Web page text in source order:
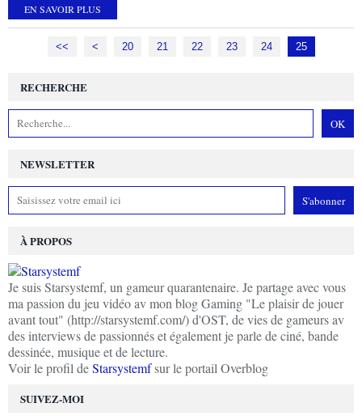
EN SAVOIR PLUS
<< < 10
20 21 22 23 24 25
NEWSLETTER
SUIVEZ-MOI
RECHERCHE
À PROPOS
Je suis Starsystemf, un gameur quarantenaire. Je partage avec vous
ma passion du jeu vidéo av mon blog Gaming "Le plaisir de jouer
avant tout" (http://starsystemf.com/) d'OST, de vies de gameurs av
des interviews de passionnés et également je parle de ciné, bande
dessinée, musique et de lecture.
Voir le profil deStarsystemfsur le portail Overblog